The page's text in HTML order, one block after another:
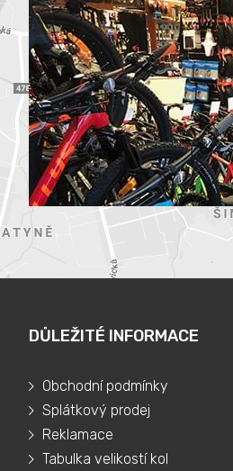
DŮLEŽITÉ INFORMACE
Obchodní podmínky
Splátkový prodej
Reklamace
Tabulka velikostí kol